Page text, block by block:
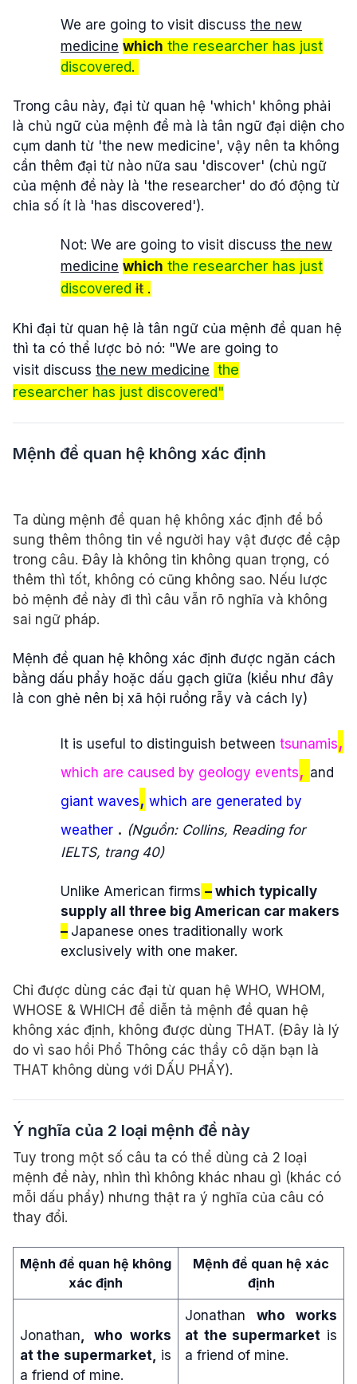
We are going to visit discuss the new
medicine which the researcher has just
discovered.
Trong câu này, đại từ quan hệ 'which' không phải
là chủ ngữ của mệnh đề mà là tân ngữ đại diện cho
cụm danh từ 'the new medicine', vậy nên ta không
cần thêm đại từ nào nữa sau 'discover' (chủ ngữ
của mệnh đề này là 'the researcher' do đó động từ
chia số ít là 'has discovered').
Not: We are going to visit discuss the new
medicine which the researcher has just
discovered it .
Khi đại từ quan hệ là tân ngữ của mệnh đề quan hệ
thì ta có thể lược bỏ nó: "We are going to
visit discuss the new medicine the
researcher has just discovered"
Mệnh đề quan hệ không xác định
Ta dùng mệnh đề quan hệ không xác định để bổ
sung thêm thông tin về người hay vật được đề cập
trong câu. Đây là không tin không quan trọng, có
thêm thì tốt, không có cũng không sao. Nếu lược
bỏ mệnh đề này đi thì câu vẫn rõ nghĩa và không
sai ngữ pháp.
Mệnh đề quan hệ không xác định được ngăn cách
bằng dấu phẩy hoặc dấu gạch giữa (kiểu như đây
là con ghẻ nên bị xã hội ruồng rẫy và cách ly)
It is useful to distinguish between tsunamis,
which are caused by geology events, and
giant waves, which are generated by
weather . (Nguồn: Collins, Reading for
IELTS, trang 40)
Unlike American firms – which typically
supply all three big American car makers
– Japanese ones traditionally work
exclusively with one maker.
Chỉ được dùng các đại từ quan hệ WHO, WHOM,
WHOSE & WHICH để diễn tả mệnh đề quan hệ
không xác định, không được dùng THAT. (Đây là lý
do vì sao hồi Phổ Thông các thầy cô dặn bạn là
THAT không dùng với DẤU PHẨY).
Ý nghĩa của 2 loại mệnh đề này
Tuy trong một số câu ta có thể dùng cả 2 loại
mệnh đề này, nhìn thì không khác nhau gì (khác có
mỗi dấu phẩy) nhưng thật ra ý nghĩa của câu có
thay đổi.
Mệnh đề quan hệ không
xác định
Mệnh đề quan hệ xác
định
Jonathan
who works
at the supermarket,
is
a friend of mine.
Jonathan who works
at the supermarket is
a friend of mine.